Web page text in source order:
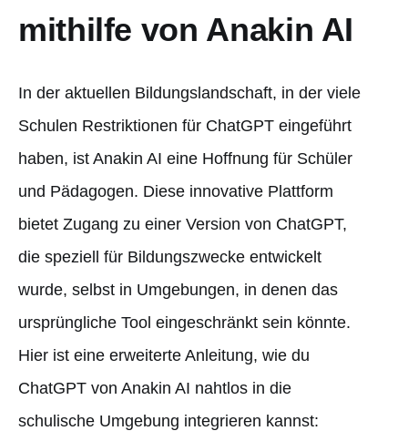
mithilfe von Anakin AI
In der aktuellen Bildungslandschaft, in der viele
Schulen Restriktionen für ChatGPT eingeführt
haben, ist Anakin AI eine Hoffnung für Schüler
und Pädagogen. Diese innovative Plattform
bietet Zugang zu einer Version von ChatGPT,
die speziell für Bildungszwecke entwickelt
wurde, selbst in Umgebungen, in denen das
ursprüngliche Tool eingeschränkt sein könnte.
Hier ist eine erweiterte Anleitung, wie du
ChatGPT von Anakin AI nahtlos in die
schulische Umgebung integrieren kannst: